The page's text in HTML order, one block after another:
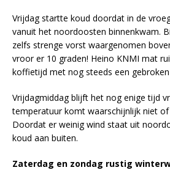
Vrijdag startte koud doordat in de
vanuit het noordoosten binnenkwam.
zelfs strenge vorst waargenomen
vroor er 10 graden! Heino KNMI mat
koffietijd met nog steeds een
Vrijdagmiddag blijft het nog enige tijd
temperatuur komt waarschijnlijk niet
Doordat er weinig wind staat uit
koud aan buiten.
Zaterdag en zondag rustig